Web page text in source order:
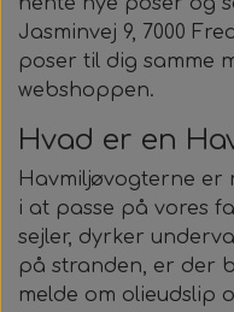
Ur
Event
Jasminvej 9, 7000
poser til dig samme
webshoppen.
Hvad er en
Havmiljøvogterne er
i at passe på vores
sejler, dyrker
på stranden, er der
melde om